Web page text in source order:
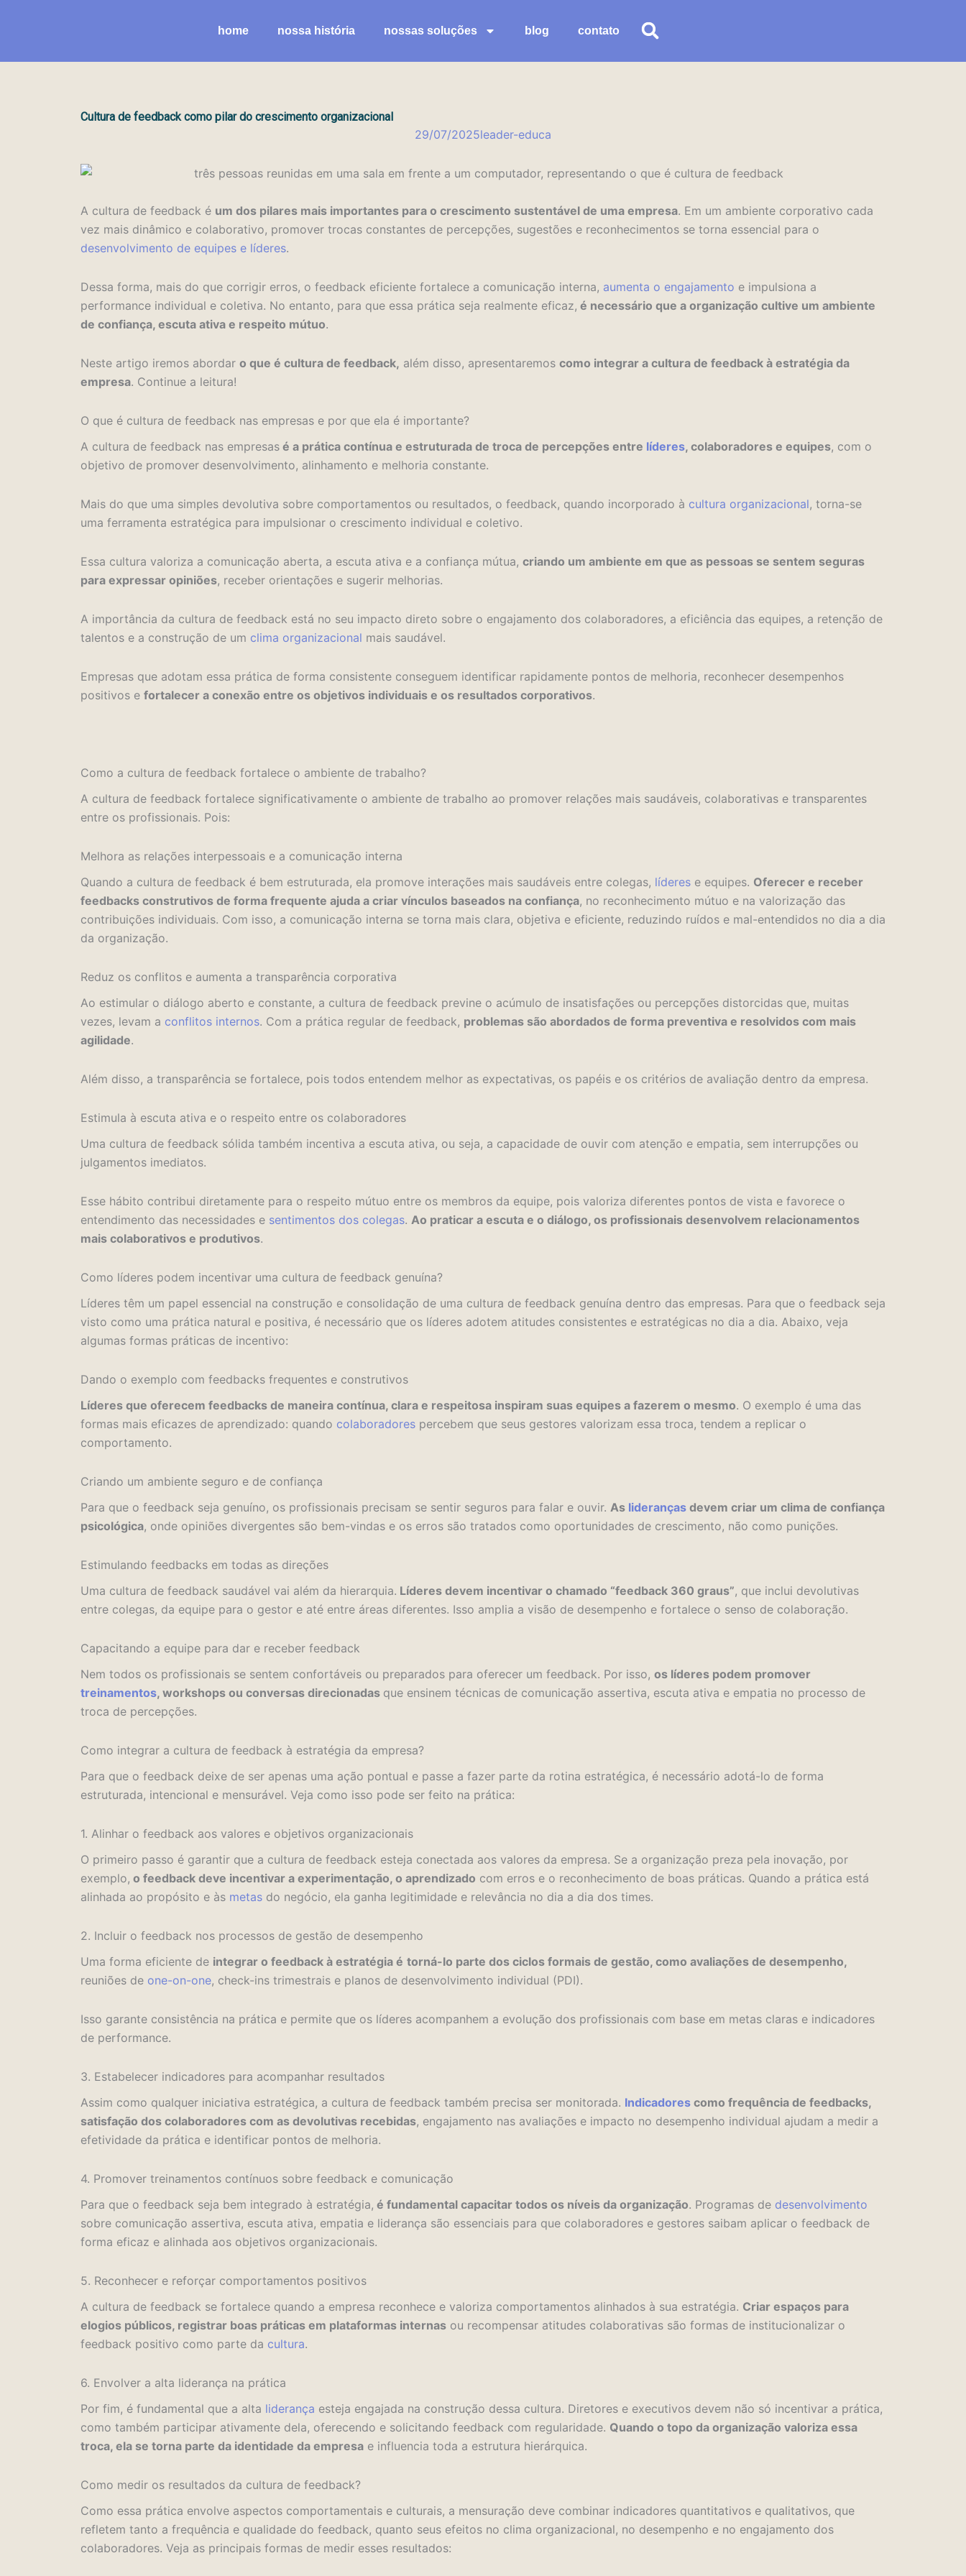
conteúdo
home nossa história nossas soluções blog contato
Cultura de feedback como pilar do crescimento organizacional
29/07/2025leader-educa
A cultura de feedback é um dos pilares mais importantes para o crescimento sustentável de uma empresa. Em um ambiente corporativo cada
vez mais dinâmico e colaborativo, promover trocas constantes de percepções, sugestões e reconhecimentos se torna essencial para o
desenvolvimento de equipes e líderes.
Dessa forma, mais do que corrigir erros, o feedback eficiente fortalece a comunicação interna, aumenta o engajamento e impulsiona a
performance individual e coletiva. No entanto, para que essa prática seja realmente eficaz, é necessário que a organização cultive um ambiente
de confiança, escuta ativa e respeito mútuo.
Neste artigo iremos abordar o que é cultura de feedback, além disso, apresentaremos como integrar a cultura de feedback à estratégia da
empresa. Continue a leitura!
O que é cultura de feedback nas empresas e por que ela é importante?
A cultura de feedback nas empresas é a prática contínua e estruturada de troca de percepções entre líderes, colaboradores e equipes, com o
objetivo de promover desenvolvimento, alinhamento e melhoria constante.
Mais do que uma simples devolutiva sobre comportamentos ou resultados, o feedback, quando incorporado à cultura organizacional, torna-se
uma ferramenta estratégica para impulsionar o crescimento individual e coletivo.
Essa cultura valoriza a comunicação aberta, a escuta ativa e a confiança mútua, criando um ambiente em que as pessoas se sentem seguras
para expressar opiniões, receber orientações e sugerir melhorias.
A importância da cultura de feedback está no seu impacto direto sobre o engajamento dos colaboradores, a eficiência das equipes, a retenção de
talentos e a construção de um clima organizacional mais saudável.
Empresas que adotam essa prática de forma consistente conseguem identificar rapidamente pontos de melhoria, reconhecer desempenhos
positivos e fortalecer a conexão entre os objetivos individuais e os resultados corporativos.
Como a cultura de feedback fortalece o ambiente de trabalho?
A cultura de feedback fortalece significativamente o ambiente de trabalho ao promover relações mais saudáveis, colaborativas e transparentes
entre os profissionais. Pois:
Melhora as relações interpessoais e a comunicação interna
Quando a cultura de feedback é bem estruturada, ela promove interações mais saudáveis entre colegas, líderes e equipes. Oferecer e receber
feedbacks construtivos de forma frequente ajuda a criar vínculos baseados na confiança, no reconhecimento mútuo e na valorização das
contribuições individuais. Com isso, a comunicação interna se torna mais clara, objetiva e eficiente, reduzindo ruídos e mal-entendidos no dia a dia
da organização.
Reduz os conflitos e aumenta a transparência corporativa
Ao estimular o diálogo aberto e constante, a cultura de feedback previne o acúmulo de insatisfações ou percepções distorcidas que, muitas
vezes, levam a conflitos internos. Com a prática regular de feedback, problemas são abordados de forma preventiva e resolvidos com mais
agilidade.
Além disso, a transparência se fortalece, pois todos entendem melhor as expectativas, os papéis e os critérios de avaliação dentro da empresa.
Estimula à escuta ativa e o respeito entre os colaboradores
Uma cultura de feedback sólida também incentiva a escuta ativa, ou seja, a capacidade de ouvir com atenção e empatia, sem interrupções ou
julgamentos imediatos.
Esse hábito contribui diretamente para o respeito mútuo entre os membros da equipe, pois valoriza diferentes pontos de vista e favorece o
entendimento das necessidades e sentimentos dos colegas. Ao praticar a escuta e o diálogo, os profissionais desenvolvem relacionamentos
mais colaborativos e produtivos.
Como líderes podem incentivar uma cultura de feedback genuína?
Líderes têm um papel essencial na construção e consolidação de uma cultura de feedback genuína dentro das empresas. Para que o feedback seja
visto como uma prática natural e positiva, é necessário que os líderes adotem atitudes consistentes e estratégicas no dia a dia. Abaixo, veja
algumas formas práticas de incentivo:
Dando o exemplo com feedbacks frequentes e construtivos
Líderes que oferecem feedbacks de maneira contínua, clara e respeitosa inspiram suas equipes a fazerem o mesmo. O exemplo é uma das
formas mais eficazes de aprendizado: quando colaboradores percebem que seus gestores valorizam essa troca, tendem a replicar o
comportamento.
Criando um ambiente seguro e de confiança
Para que o feedback seja genuíno, os profissionais precisam se sentir seguros para falar e ouvir. As lideranças devem criar um clima de confiança
psicológica, onde opiniões divergentes são bem-vindas e os erros são tratados como oportunidades de crescimento, não como punições.
Estimulando feedbacks em todas as direções
Uma cultura de feedback saudável vai além da hierarquia. Líderes devem incentivar o chamado “feedback 360 graus”, que inclui devolutivas
entre colegas, da equipe para o gestor e até entre áreas diferentes. Isso amplia a visão de desempenho e fortalece o senso de colaboração.
Capacitando a equipe para dar e receber feedback
Nem todos os profissionais se sentem confortáveis ou preparados para oferecer um feedback. Por isso, os líderes podem promover
treinamentos, workshops ou conversas direcionadas que ensinem técnicas de comunicação assertiva, escuta ativa e empatia no processo de
troca de percepções.
Como integrar a cultura de feedback à estratégia da empresa?
Para que o feedback deixe de ser apenas uma ação pontual e passe a fazer parte da rotina estratégica, é necessário adotá-lo de forma
estruturada, intencional e mensurável. Veja como isso pode ser feito na prática:
1. Alinhar o feedback aos valores e objetivos organizacionais
O primeiro passo é garantir que a cultura de feedback esteja conectada aos valores da empresa. Se a organização preza pela inovação, por
exemplo, o feedback deve incentivar a experimentação, o aprendizado com erros e o reconhecimento de boas práticas. Quando a prática está
alinhada ao propósito e às metas do negócio, ela ganha legitimidade e relevância no dia a dia dos times.
2. Incluir o feedback nos processos de gestão de desempenho
Uma forma eficiente de integrar o feedback à estratégia é torná-lo parte dos ciclos formais de gestão, como avaliações de desempenho,
reuniões de one-on-one, check-ins trimestrais e planos de desenvolvimento individual (PDI).
Isso garante consistência na prática e permite que os líderes acompanhem a evolução dos profissionais com base em metas claras e indicadores
de performance.
3. Estabelecer indicadores para acompanhar resultados
Assim como qualquer iniciativa estratégica, a cultura de feedback também precisa ser monitorada. Indicadores como frequência de feedbacks,
satisfação dos colaboradores com as devolutivas recebidas, engajamento nas avaliações e impacto no desempenho individual ajudam a medir a
efetividade da prática e identificar pontos de melhoria.
4. Promover treinamentos contínuos sobre feedback e comunicação
Para que o feedback seja bem integrado à estratégia, é fundamental capacitar todos os níveis da organização. Programas de desenvolvimento
sobre comunicação assertiva, escuta ativa, empatia e liderança são essenciais para que colaboradores e gestores saibam aplicar o feedback de
forma eficaz e alinhada aos objetivos organizacionais.
5. Reconhecer e reforçar comportamentos positivos
A cultura de feedback se fortalece quando a empresa reconhece e valoriza comportamentos alinhados à sua estratégia. Criar espaços para
elogios públicos, registrar boas práticas em plataformas internas ou recompensar atitudes colaborativas são formas de institucionalizar o
feedback positivo como parte da cultura.
6. Envolver a alta liderança na prática
Por fim, é fundamental que a alta liderança esteja engajada na construção dessa cultura. Diretores e executivos devem não só incentivar a prática,
como também participar ativamente dela, oferecendo e solicitando feedback com regularidade. Quando o topo da organização valoriza essa
troca, ela se torna parte da identidade da empresa e influencia toda a estrutura hierárquica.
Como medir os resultados da cultura de feedback?
Como essa prática envolve aspectos comportamentais e culturais, a mensuração deve combinar indicadores quantitativos e qualitativos, que
refletem tanto a frequência e qualidade do feedback, quanto seus efeitos no clima organizacional, no desempenho e no engajamento dos
colaboradores. Veja as principais formas de medir esses resultados: